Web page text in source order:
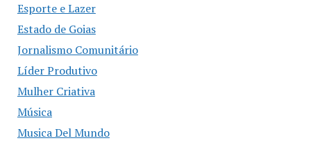
Esporte e Lazer
Estado de Goias
Jornalismo Comunitário
Líder Produtivo
Mulher Criativa
Música
Musica Del Mundo